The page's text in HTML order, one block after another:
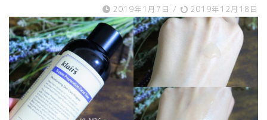
2019年1月7日 / 2019年12月18日